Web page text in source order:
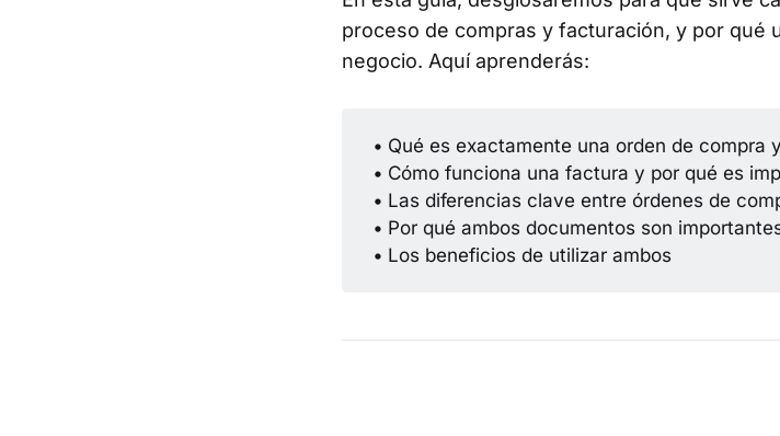
proceso de compras y facturación, y por qué
negocio. Aquí aprenderás:
• Qué es exactamente una orden de compra
• Cómo funciona una factura y por qué es
• Las diferencias clave entre órdenes de
• Por qué ambos documentos son
• Los beneficios de utilizar ambos